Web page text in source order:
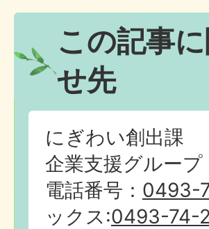
この記事
せ先
にぎわい創出課
企業支援グループ
電話番号： 0493-
ックス:0493-74-